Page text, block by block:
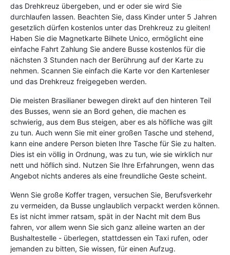
das Drehkreuz übergeben, und er oder sie wird Sie
durchlaufen lassen. Beachten Sie, dass Kinder unter 5 Jahren
gesetzlich dürfen kostenlos unter das Drehkreuz zu gleiten!
Haben Sie die Magnetkarte Bilhete Unico, ermöglicht eine
einfache Fahrt Zahlung Sie andere Busse kostenlos für die
nächsten 3 Stunden nach der Berührung auf der Karte zu
nehmen. Scannen Sie einfach die Karte vor den Kartenleser
und das Drehkreuz freigegeben werden.
Die meisten Brasilianer bewegen direkt auf den hinteren Teil
des Busses, wenn sie an Bord gehen, die machen es
schwierig, aus dem Bus steigen, aber es als höfliche was gilt
zu tun. Auch wenn Sie mit einer großen Tasche und stehend,
kann eine andere Person bieten Ihre Tasche für Sie zu halten.
Dies ist ein völlig in Ordnung, was zu tun, wie sie wirklich nur
nett und höflich sind. Nutzen Sie Ihre Erfahrungen, wenn das
Angebot nichts anderes als eine freundliche Geste scheint.
Wenn Sie große Koffer tragen, versuchen Sie, Berufsverkehr
zu vermeiden, da Busse unglaublich verpackt werden können.
Es ist nicht immer ratsam, spät in der Nacht mit dem Bus
fahren, vor allem wenn Sie sich ganz alleine warten an der
Bushaltestelle - überlegen, stattdessen ein Taxi rufen, oder
jemanden zu bitten, Sie wissen, für einen Aufzug.